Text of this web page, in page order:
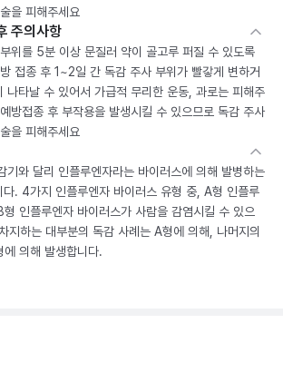
을 피해주세요
주의사항
위를 5분 이상 문질러 약이 골고루 퍼질 수 있도록
접종 후 1~2일 간 독감 주사 부위가 빨갛게 변하거
나타날 수 있어서 가급적 무리한 운동, 과로는 피해주
방접종 후 부작용을 발생시킬 수 있으므로 독감 주사
을 피해주세요
기와 달리 인플루엔자라는 바이러스에 의해 발병하는
다. 4가지 인플루엔자 바이러스 유형 중, A형 인플루
형 인플루엔자 바이러스가 사람을 감염시킬 수 있으
지하는 대부분의 독감 사례는 A형에 의해, 나머지의
에 의해 발생합니다.